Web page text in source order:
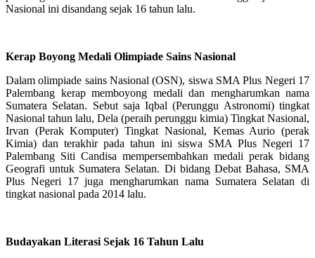
Nasional ini disandang sejak 16 tahun lalu.
Kerap Boyong Medali Olimpiade Sains Nasional
Dalam olimpiade sains Nasional (OSN), siswa SMA Plus Negeri 17
Palembang kerap memboyong medali dan mengharumkan nama
Sumatera Selatan. Sebut saja Iqbal (Perunggu Astronomi) tingkat
Nasional tahun lalu, Dela (peraih perunggu kimia) Tingkat Nasional,
Irvan (Perak Komputer) Tingkat Nasional, Kemas Aurio (perak
Kimia) dan terakhir pada tahun ini siswa SMA Plus Negeri 17
Palembang Siti Candisa mempersembahkan medali perak bidang
Geografi untuk Sumatera Selatan. Di bidang Debat Bahasa, SMA
Plus Negeri 17 juga mengharumkan nama Sumatera Selatan di
tingkat nasional pada 2014 lalu.
Budayakan Literasi Sejak 16 Tahun Lalu